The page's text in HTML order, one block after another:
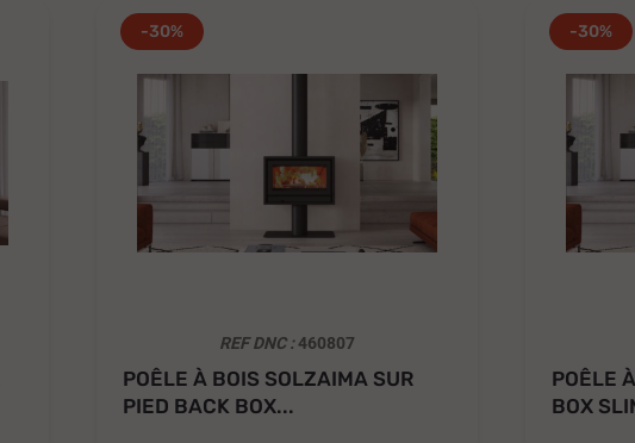
-30%
REF DNC :460807
POÊLE À BOIS SOLZAIMA SUR
PIED BACK BOX...
-30%
POÊLE
BOX